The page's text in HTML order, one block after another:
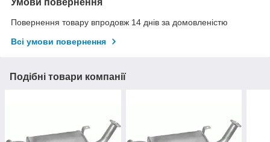
Умови повернення
Повернення товару впродовж 14 днів за домовленістю
Всі умови повернення
Подібні товари компанії